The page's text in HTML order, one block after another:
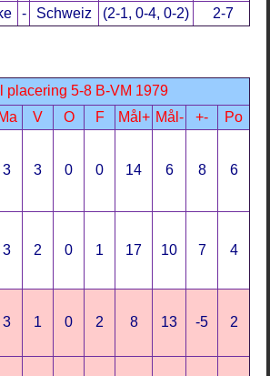
- Schweiz (2-1, 0-4, 0-2) 2-7
placering 5-8 B-VM 1979
Ma V O F Mål+ Mål- +- Po
3 3 0 0 14 6 8 6
3 2 0 1 17 10 7 4
3 1 0 2 8 13 -5 2